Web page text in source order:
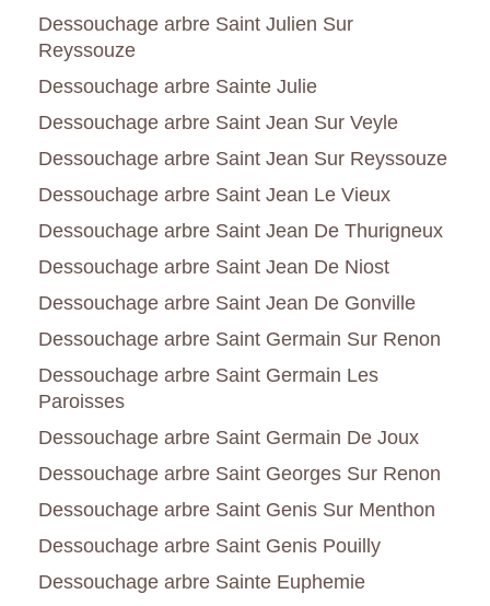
Dessouchage arbre Saint Julien Sur
Reyssouze
Dessouchage arbre Sainte Julie
Dessouchage arbre Saint Jean Sur Veyle
Dessouchage arbre Saint Jean Sur Reyssouze
Dessouchage arbre Saint Jean Le Vieux
Dessouchage arbre Saint Jean De Thurigneux
Dessouchage arbre Saint Jean De Niost
Dessouchage arbre Saint Jean De Gonville
Dessouchage arbre Saint Germain Sur Renon
Dessouchage arbre Saint Germain Les
Paroisses
Dessouchage arbre Saint Germain De Joux
Dessouchage arbre Saint Georges Sur Renon
Dessouchage arbre Saint Genis Sur Menthon
Dessouchage arbre Saint Genis Pouilly
Dessouchage arbre Sainte Euphemie